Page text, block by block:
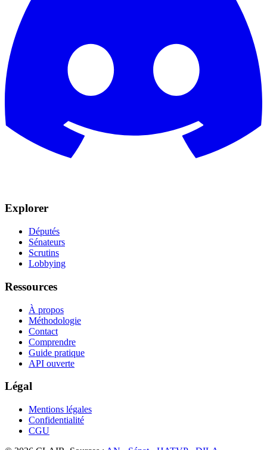
Explorer
Députés
Sénateurs
Scrutins
Lobbying
Ressources
À propos
Méthodologie
Contact
Comprendre
Guide pratique
API ouverte
Légal
Mentions légales
Confidentialité
CGU